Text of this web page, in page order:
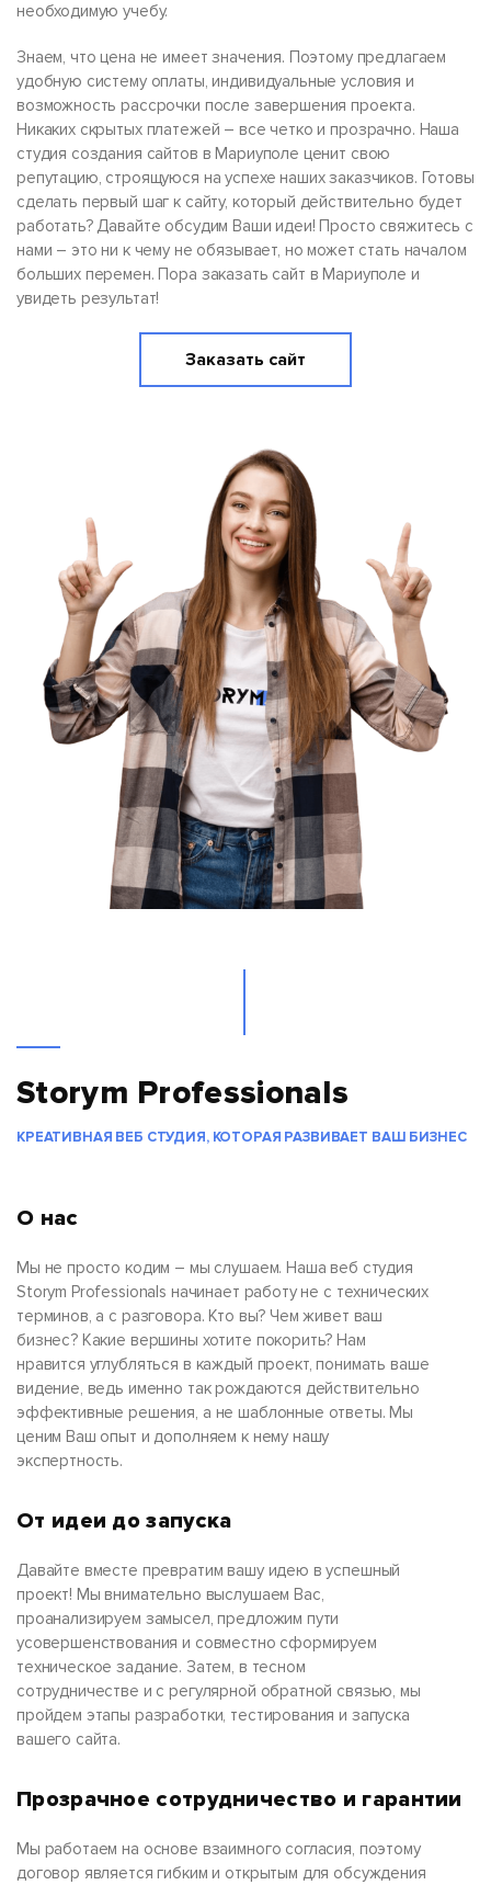
необходимую учебу.
Знаем, что цена не имеет значения. Поэтому предлагаем
удобную систему оплаты, индивидуальные условия и
возможность рассрочки после завершения проекта.
Никаких скрытых платежей – все четко и прозрачно. Наша
студия создания сайтов в Мариуполе ценит свою
репутацию, строящуюся на успехе наших заказчиков. Готовы
сделать первый шаг к сайту, который действительно будет
работать? Давайте обсудим Ваши идеи! Просто свяжитесь с
нами – это ни к чему не обязывает, но может стать началом
больших перемен. Пора заказать сайт в Мариуполе и
увидеть результат!
Заказать сайт
Storym Professionals
КРЕАТИВНАЯ ВЕБ СТУДИЯ, КОТОРАЯ РАЗВИВАЕТ ВАШ БИЗНЕС
О нас
Мы не просто кодим – мы слушаем. Наша веб студия
Storym Professionals начинает работу не с технических
терминов, а с разговора. Кто вы? Чем живет ваш
бизнес? Какие вершины хотите покорить? Нам
нравится углубляться в каждый проект, понимать ваше
видение, ведь именно так рождаются действительно
эффективные решения, а не шаблонные ответы. Мы
ценим Ваш опыт и дополняем к нему нашу
экспертность.
От идеи до запуска
Давайте вместе превратим вашу идею в успешный
проект! Мы внимательно выслушаем Вас,
проанализируем замысел, предложим пути
усовершенствования и совместно сформируем
техническое задание. Затем, в тесном
сотрудничестве и с регулярной обратной связью, мы
пройдем этапы разработки, тестирования и запуска
вашего сайта.
Прозрачное сотрудничество и гарантии
Мы работаем на основе взаимного согласия, поэтому
договор является гибким и открытым для обсуждения